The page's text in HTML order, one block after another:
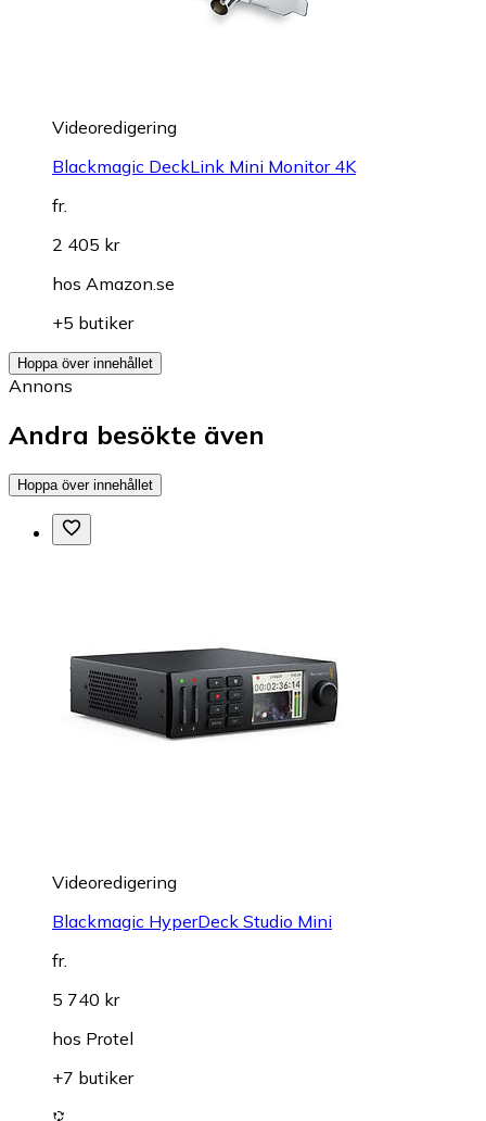
Videoredigering
Blackmagic DeckLink Mini Monitor 4K
fr.
2 405 kr
hos Amazon.se
+5 butiker
Hoppa över innehållet
Annons
Andra besökte även
Hoppa över innehållet
Videoredigering
Blackmagic HyperDeck Studio Mini
fr.
5 740 kr
hos Protel
+7 butiker